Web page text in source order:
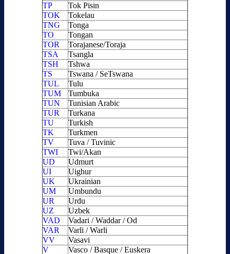
TP
Tok Pisin
TOK
Tokelau
TNG
Tonga
TO
Tongan
TOR
Torajanese/Toraja
TSA
Tsangla
TSH
Tshwa
TS
Tswana / SeTswana
TUL
Tulu
TUM
Tumbuka
TUN
Tunisian Arabic
TUR
Turkana
TU
Turkish
TK
Turkmen
TV
Tuva / Tuvinic
TWI
Twi/Akan
UD
Udmurt
UI
Uighur
UK
Ukrainian
UM
Umbundu
UR
Urdu
UZ
Uzbek
VAD
Vadari / Waddar / Od
VAR
Varli / Warli
VV
Vasavi
V
Vasco / Basque / Euskera